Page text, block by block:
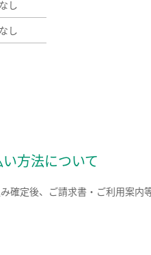
し
し
方法について
確定後、ご請求書・ご利用案内